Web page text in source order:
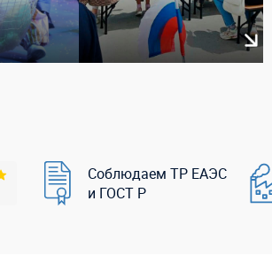
Соблюдаем ТР ЕАЭС
и ГОСТ Р